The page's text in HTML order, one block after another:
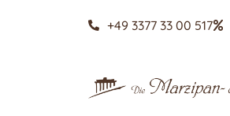
+49 3377 33 00 517